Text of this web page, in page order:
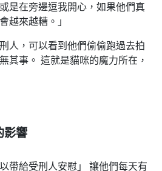
是在旁邊逗我開心，如果他們真
越來越糟。」
人，可以看到他們偷偷跑過去拍
其事。 這就是貓咪的魔力所在，
影響
帶給受刑人安慰」 讓他們每天有